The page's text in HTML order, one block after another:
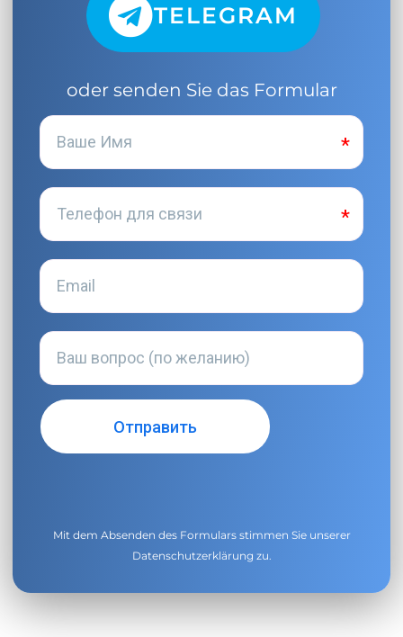
TELEGRAM
oder senden Sie das Formular
Mit dem Absenden des Formulars stimmen Sie unserer
Datenschutzerklärung zu.